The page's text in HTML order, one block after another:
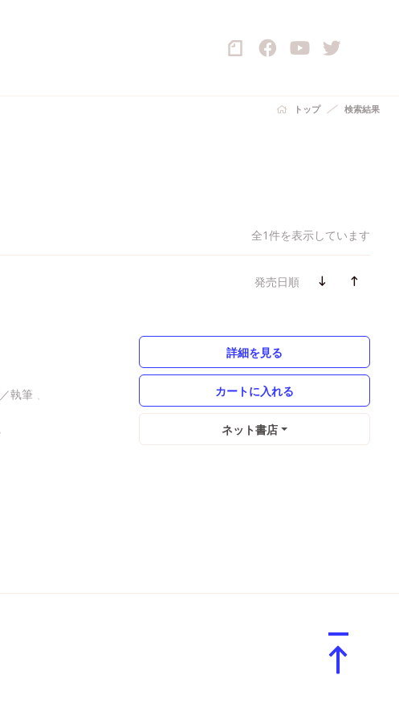
トップ 検索結果
全1件を表示しています
発売日順
詳細を見る
ネット書店